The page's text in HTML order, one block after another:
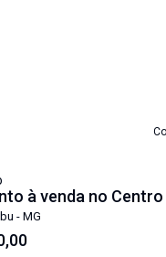
à venda no Centro
- MG